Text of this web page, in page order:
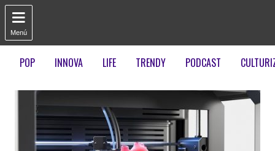

Menú
POP INNOVA LIFE TRENDY PODCAST